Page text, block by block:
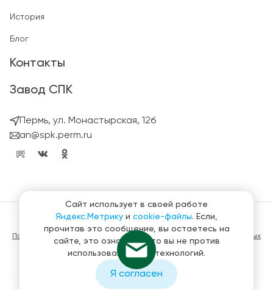
История
Блог
Контакты
Завод СПК
Пермь, ул. Монастырская, 12б
an@spk.perm.ru
© ГК СтройПанельКомплект 2023 – 2026
Политика конфиденциальности в отношении обработки персональных
данных
Материалы, представленные на сайте не являются публичной
офертой
Создание и продвижение сайтов
Сайт использует в своей работе
Яндекс.Метрику и cookie-файлы. Если,
прочитав это сообщение, вы остаетесь на
сайте, это означает, что вы не против
использования этих технологий.
Я согласен